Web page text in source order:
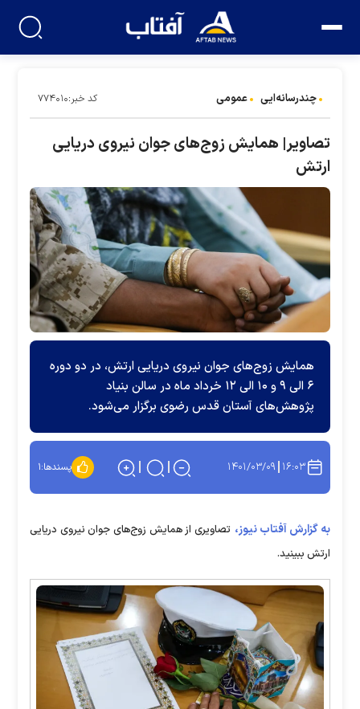
چندرسانه‌ایی عمومی کد خبر:۷۷۴۰۱۰
تصاویر| همایش زوج‌های جوان نیروی دریایی
ارتش
همایش زوج‌های جوان نیروی دریایی ارتش، در دو دوره
۶ الی ۹ و ۱۰ الی ۱۲ خرداد ماه در سالن بنیاد
پژوهش‌های آستان قدس رضوی برگزار می‌شود.
۱۶:۰۳ ۱۴۰۱/۰۳/۰۹ پسندها:۱
به گزارش آفتاب نیوز، تصاویری از همایش زوج‌های جوان نیروی دریایی
ارتش ببینید.